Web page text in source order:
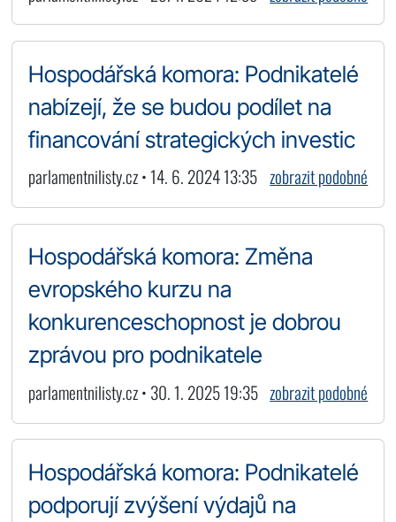
Hospodářská komora: Podnikatelé
nabízejí, že se budou podílet na
financování strategických investic
parlamentnilisty.cz • 14. 6. 2024 13:35 zobrazit podobné
Hospodářská komora: Změna
evropského kurzu na
konkurenceschopnost je dobrou
zprávou pro podnikatele
parlamentnilisty.cz • 30. 1. 2025 19:35 zobrazit podobné
Hospodářská komora: Podnikatelé
podporují zvýšení výdajů na